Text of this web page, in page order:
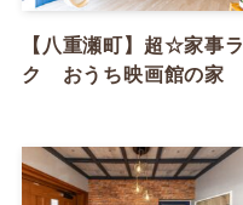
【八重瀬町】超☆家事ラ
ク おうち映画館の家